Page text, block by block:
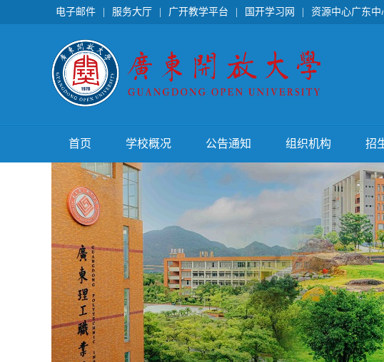
电子邮件 服务大厅 广开教学平台 国开学习网 资源中心广东中
首页 学校概况 公告通知 组织机构 招